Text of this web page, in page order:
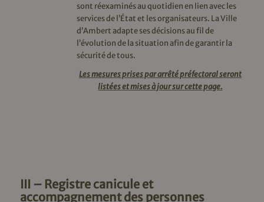
sont réexaminés au quotidien en lien avec les
services de l’État et les organisateurs. La Ville
d’Ambert adapte ses décisions au fil de
l’évolution de la situation afin de garantir la
sécurité de tous.
Les mesures prises par arrêté préfectoral seront
listées et mises à jour sur cette page.
III – Registre canicule et
accompagnement des personnes